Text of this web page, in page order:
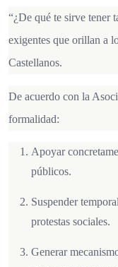
“¿De qué te sirve tener
exigentes que orillan a
Castellanos.
De acuerdo con la
formalidad:
Apoyar
públicos.
Suspender
protestas sociales.
Generar